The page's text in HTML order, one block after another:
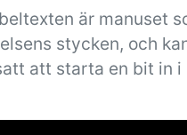
är manuset
stycken, och
att starta en bit in